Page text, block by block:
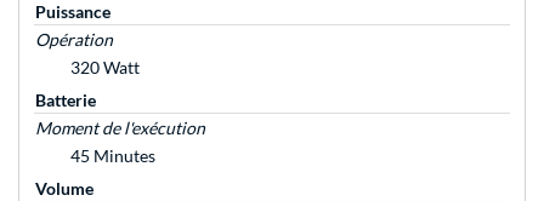
Puissance
Opération
320 Watt
Batterie
Moment de l'exécution
45 Minutes
Volume